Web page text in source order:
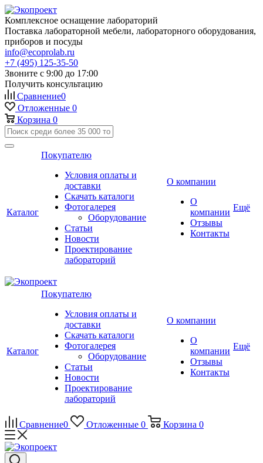
Комплексное оснащение лабораторий
Поставка лабораторной мебели, лабораторного оборудования,
приборов и посуды
info@ecoprolab.ru
+7 (495) 125-35-50
Звоните с 9:00 до 17:00
Получить консультацию
Сравнение0
Отложенные 0
Корзина 0
Каталог
Покупателю
Условия оплаты и
доставки
Скачать каталоги
Фотогалерея
Оборудование
Статьи
Новости
Проектирование
лабораторий
О компании
О
компании
Отзывы
Контакты
Ещё
Каталог
Покупателю
Условия оплаты и
доставки
Скачать каталоги
Фотогалерея
Оборудование
Статьи
Новости
Проектирование
лабораторий
О компании
О
компании
Отзывы
Контакты
Ещё
Сравнение0 Отложенные 0 Корзина 0